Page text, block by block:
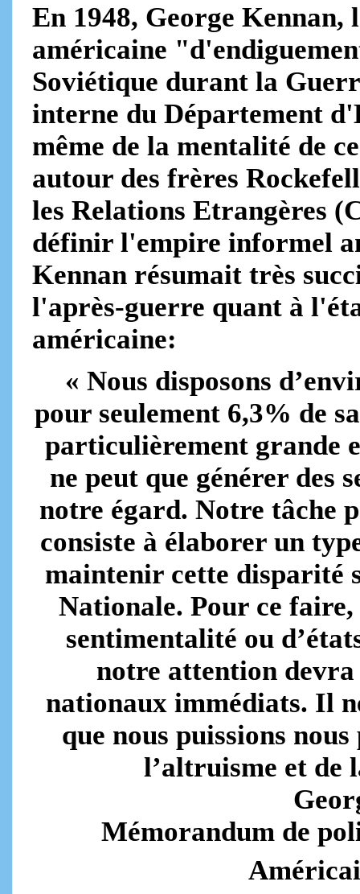
En 1948, George
américaine
Soviétique durant la
interne du Département
même de la mentalité de
autour des frères
les Relations Etrangères
définir l'empire informel
Kennan résumait très
l'après-guerre quant à
américaine:
« Nous disposons
pour seulement 6,3% de
particulièrement grande
ne peut que générer des
notre égard. Notre tâche
consiste à élaborer un
maintenir cette disparité
Nationale. Pour ce
sentimentalité ou
notre attention
nationaux immédiats. Il
que nous puissions
l’altruisme et de
Mémorandum de